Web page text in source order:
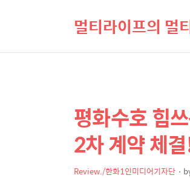
멀티라이프의 멀
상
세
컨
텐
본
문
제
평화수호 힘
2차 계약 체
Review./한화1인미디어기자단